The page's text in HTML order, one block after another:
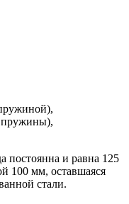
пружины),
постоянна и равна 125
100 мм, оставшаяся
стали.